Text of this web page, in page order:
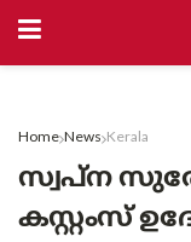
Home News Kerala
സ്വപ്ന
കസ്റ്റംസ്